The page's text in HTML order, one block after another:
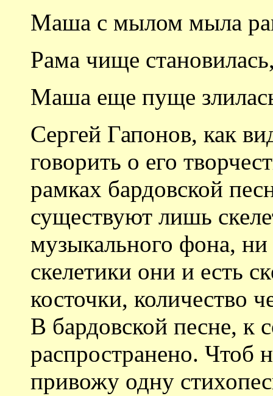
Маша с мылом мыла
Рама чище
Маша еще пуще
Сергей Гапонов, как
говорить о его
рамках бардовской
существуют лишь
музыкального фона,
скелетики они и есть
косточки, количество
В бардовской песне, к
распространено. Чтоб
привожу одну